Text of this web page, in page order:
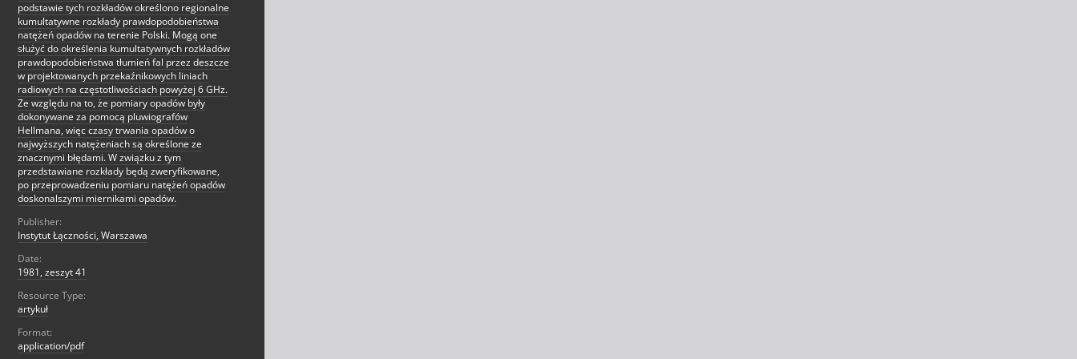
podstawie tych rozkładów określono regionalne
kumultatywne rozkłady prawdopodobieństwa
natężeń opadów na terenie Polski. Mogą one
służyć do określenia kumultatywnych rozkładów
prawdopodobieństwa tłumień fal przez deszcze
w projektowanych przekaźnikowych liniach
radiowych na częstotliwościach powyżej 6 GHz.
Ze względu na to, że pomiary opadów były
dokonywane za pomocą pluwiografów
Hellmana, więc czasy trwania opadów o
najwyższych natężeniach są określone ze
znacznymi błędami. W związku z tym
przedstawiane rozkłady będą zweryfikowane,
po przeprowadzeniu pomiaru natężeń opadów
doskonalszymi miernikami opadów.
Publisher:
Instytut Łączności, Warszawa
Date:
1981, zeszyt 41
Resource Type:
artykuł
Format:
application/pdf